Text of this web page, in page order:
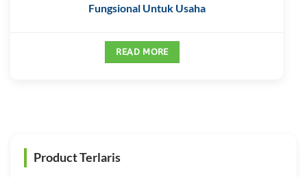
Fungsional Untuk Usaha
READ MORE
Product Terlaris